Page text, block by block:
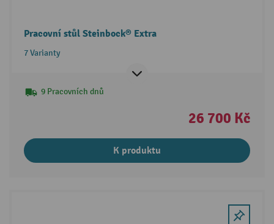
Pracovní stůl Steinbock® Extra
7 Varianty
9 Pracovních dnů
26 700 Kč
K produktu